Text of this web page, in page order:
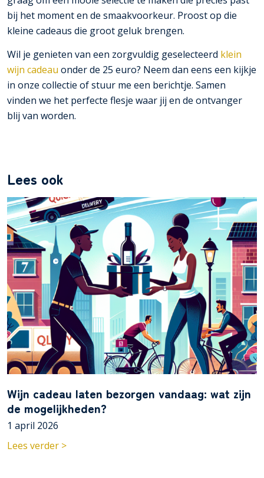
bij het moment en de smaakvoorkeur. Proost op die
kleine cadeaus die groot geluk brengen.
Wil je genieten van een zorgvuldig geselecteerd klein
wijn cadeau onder de 25 euro? Neem dan eens een kijkje
in onze collectie of stuur me een berichtje. Samen
vinden we het perfecte flesje waar jij en de ontvanger
blij van worden.
Lees ook
Wijn cadeau laten bezorgen vandaag: wat zijn
de mogelijkheden?
1 april 2026
Lees verder >